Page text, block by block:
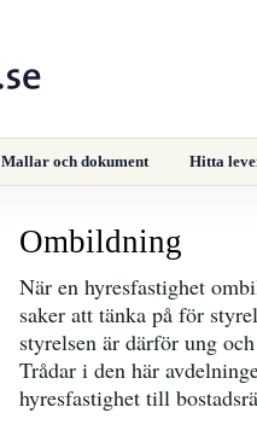
Mallar och dokument Hitta
Ombildning
När en hyresfastighet
saker att tänka på för
styrelsen är därför ung
Trådar i den här
hyresfastighet till